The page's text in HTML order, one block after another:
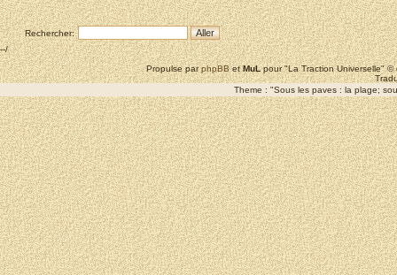
Rechercher:
--/
Propulse parphpBBetMuLpour "La Traction Universelle"
Theme : "Sous les paves : la plage;